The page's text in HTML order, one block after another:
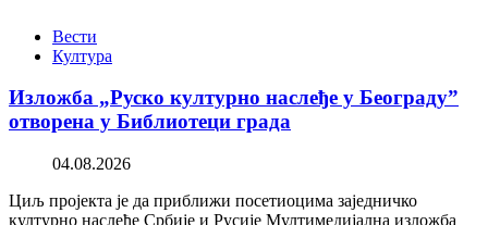
Вести
Култура
Изложба „Руско културно наслеђе у Београду”
отворена у Библиотеци града
04.08.2026
Циљ пројекта је да приближи посетиоцима заједничко
културно наслеђе Србије и Русије Мултимедијална изложба